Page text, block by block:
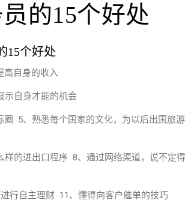
的15个好处
15个好处
高自身的收入
示自身才能的机会
5、熟悉每个国家的文化，为以后出国旅游
的进出口程序 8、通过网络渠道，说不定得
行自主理财 11、懂得向客户催单的技巧